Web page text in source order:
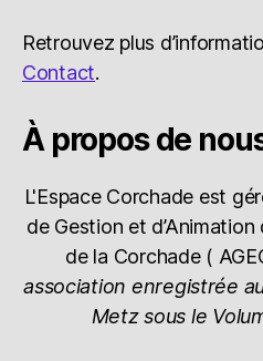
Retrouvez plus
Contact.
À propos de
L'Espace Corchade est
de Gestion et
de la Corchade (
association enregistrée
Metz sous le